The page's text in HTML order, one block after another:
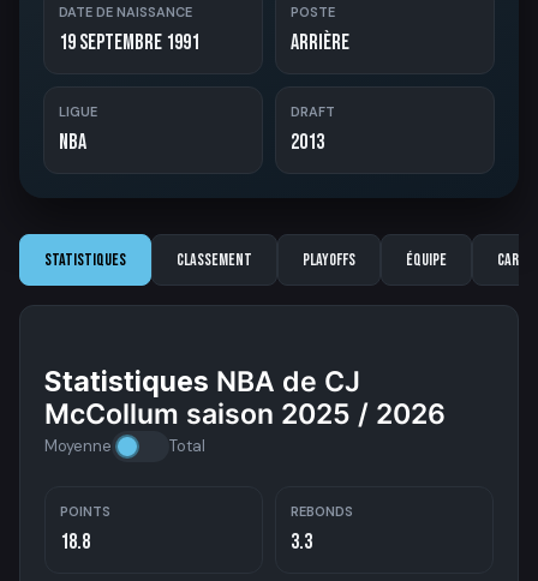
DATE DE NAISSANCE
19 Septembre 1991
POSTE
Arrière
LIGUE
NBA
DRAFT
2013
Statistiques Classement Playoffs Équipe
Statistiques NBA de CJ
McCollum saison 2025 / 2026
Moyenne Total
POINTS
18.8
REBONDS
3.3